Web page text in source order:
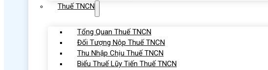
Thuế TNCN
Tổng Quan Thuế TNCN
Đối Tượng Nộp Thuế TNCN
Thu Nhập Chịu Thuế TNCN
Biểu Thuế Lũy Tiến Thuế TNCN